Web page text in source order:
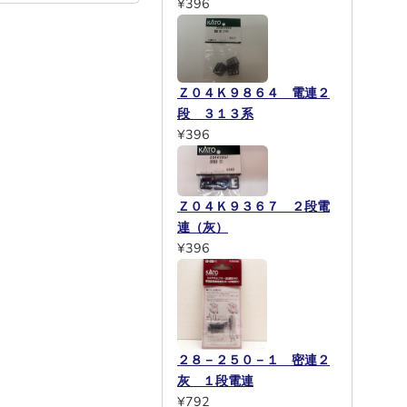
Ｚ０４Ｋ９８６４ 電連２
段 ３１３系
¥396
Ｚ０４Ｋ９３６７ ２段電
連（灰）
¥396
２８－２５０－１ 密連２
灰 １段電連
¥792